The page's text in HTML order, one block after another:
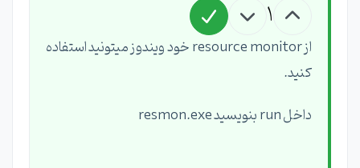
1
از resource monitor خود ویندوز میتونید استفاده
کنید.
داخل run بنویسید resmon.exe